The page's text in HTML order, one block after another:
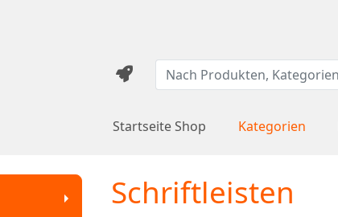
Startseite Shop Kategorien
Schriftleisten